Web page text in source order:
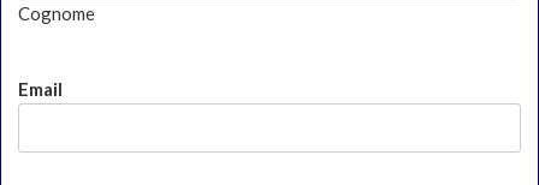
Cognome
Email